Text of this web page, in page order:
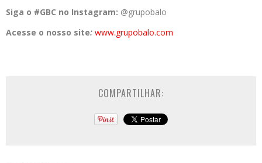
Siga o #GBC no Instagram: @grupobalo
Acesse o nosso site: www.grupobalo.com
COMPARTILHAR: